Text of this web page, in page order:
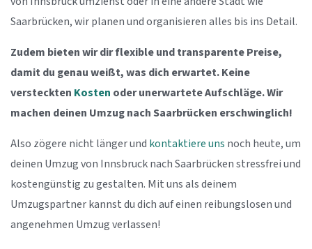
Saarbrücken, wir planen und organisieren alles bis ins Detail.
Zudem bieten wir dir flexible und transparente Preise,
damit du genau weißt, was dich erwartet. Keine
versteckten Kosten oder unerwartete Aufschläge. Wir
machen deinen Umzug nach Saarbrücken erschwinglich!
Also zögere nicht länger und kontaktiere uns noch heute, um
deinen Umzug von Innsbruck nach Saarbrücken stressfrei und
kostengünstig zu gestalten. Mit uns als deinem
Umzugspartner kannst du dich auf einen reibungslosen und
angenehmen Umzug verlassen!